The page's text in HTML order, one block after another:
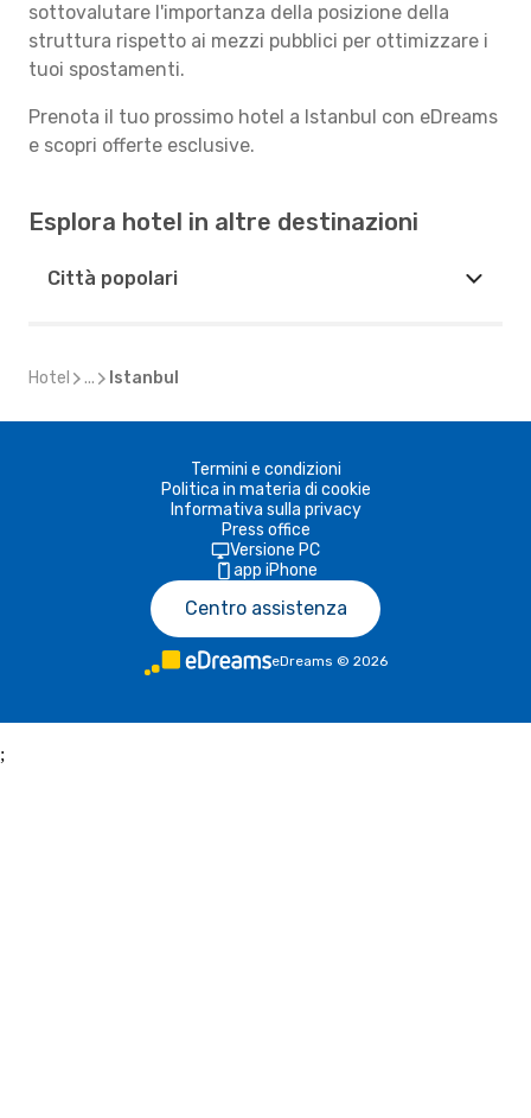
sottovalutare l'importanza della posizione della
struttura rispetto ai mezzi pubblici per ottimizzare i
tuoi spostamenti.
Prenota il tuo prossimo hotel a Istanbul con eDreams
e scopri offerte esclusive.
Esplora hotel in altre destinazioni
Città popolari
Hotel ... Istanbul
Termini e condizioni
Politica in materia di cookie
Informativa sulla privacy
Press office
Versione PC
app iPhone
Centro assistenza
eDreams © 2026
;